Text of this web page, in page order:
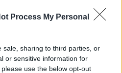
Process My Personal
sale, sharing to third parties, or
or sensitive information for
use the below opt-out
Noah blijven hangen bij het
een omgeving waarin elke